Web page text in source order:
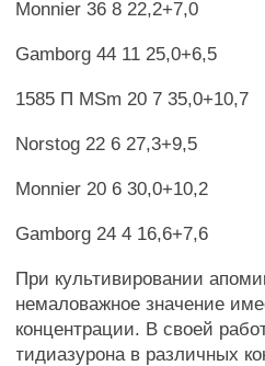
Monnier 36 8 22,2+7,0
Gamborg 44 11 25,0+6,5
1585 П MSm 20 7 35,0+10,7
Norstog 22 6 27,3+9,5
Monnier 20 6 30,0+10,2
Gamborg 24 4 16,6+7,6
При культивировании
немаловажное значение
концентрации. В своей
тидиазурона в различных